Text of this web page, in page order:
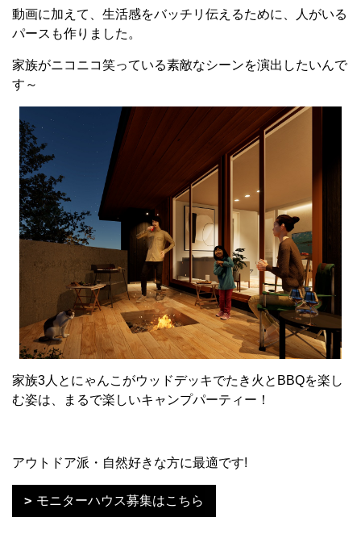
動画に加えて、生活感をバッチリ伝えるために、人がいる
パースも作りました。
家族がニコニコ笑っている素敵なシーンを演出したいんで
す～
家族3人とにゃんこがウッドデッキでたき火とBBQを楽し
む姿は、まるで楽しいキャンプパーティー！
アウトドア派・自然好きな方に最適です!
モニターハウス募集はこちら